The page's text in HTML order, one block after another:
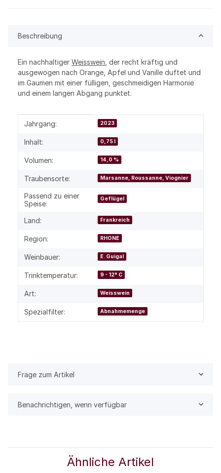
Beschreibung
Ein nachhaltiger Weisswein , der recht kräftig und
ausgewogen nach Orange, Apfel und Vanille duftet und
im Gaumen mit einer fülligen, geschmeidigen Harmonie
und einem langen Abgang punktet.
Produkteigenschaft
Wert
Jahrgang: 2023
Inhalt: 0,75 l
Volumen: 14,0 %
Traubensorte: Marsanne, Roussanne, Viognier
Passend zu einer
Speise:
Geflügel
Land: Frankreich
Region: RHONE
Weinbauer: E. Guigal
Trinktemperatur: 9 - 12° C
Art: Weisswein
Spezialfilter: Abnahmemenge
Frage zum Artikel
Benachrichtigen, wenn verfügbar
Ähnliche Artikel